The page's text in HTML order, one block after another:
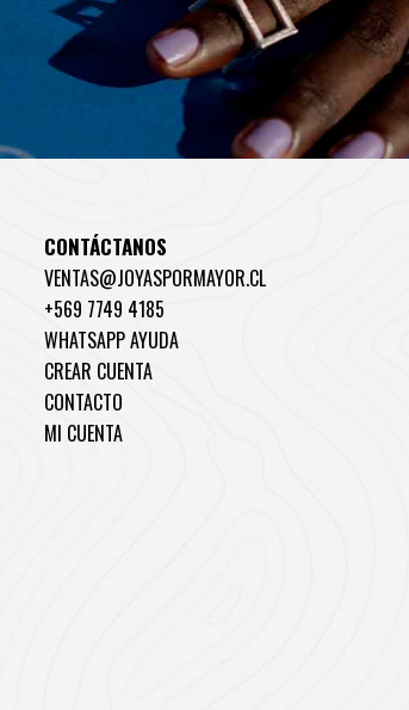
CONTÁCTANOS
VENTAS@JOYASPORMAYOR.CL
+569 7749 4185
WHATSAPP AYUDA
CREAR CUENTA
CONTACTO
MI CUENTA